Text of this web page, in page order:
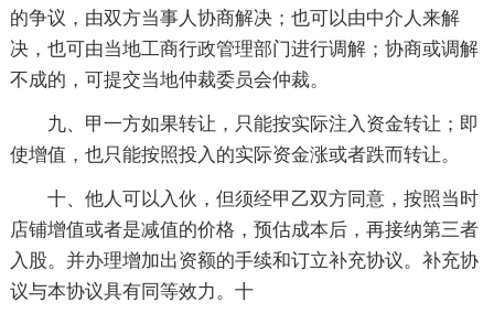
的争议，由双方当事人协商解决；也可以由中介人来解
决，也可由当地工商行政管理部门进行调解；协商或调解
不成的，可提交当地仲裁委员会仲裁。
九、甲一方如果转让，只能按实际注入资金转让；即
使增值，也只能按照投入的实际资金涨或者跌而转让。
十、他人可以入伙，但须经甲乙双方同意，按照当时
店铺增值或者是减值的价格，预估成本后，再接纳第三者
入股。并办理增加出资额的手续和订立补充协议。补充协
议与本协议具有同等效力。十